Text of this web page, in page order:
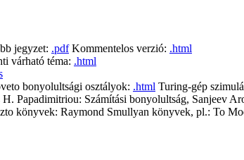
jegyzet: .pdfKommentelos verzió: .html
várható téma: .html
bonyolultsági osztályok: .html Turing-gép
Papadimitriou: Számítási bonyolultság, Sanjeev
könyvek: Raymond Smullyan könyvek, pl.: To